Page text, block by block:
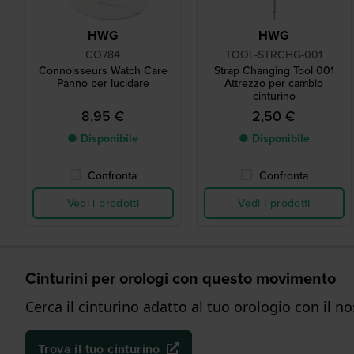
HWG
CO784
Connoisseurs Watch Care
Panno per lucidare
8,95 €
● Disponibile
Confronta
Vedi i prodotti
HWG
TOOL-STRCHG-001
Strap Changing Tool 001
Attrezzo per cambio
cinturino
2,50 €
● Disponibile
Confronta
Vedi i prodotti
Cinturini per orologi con questo movimento
Cerca il cinturino adatto al tuo orologio con il
Trova il tuo cinturino